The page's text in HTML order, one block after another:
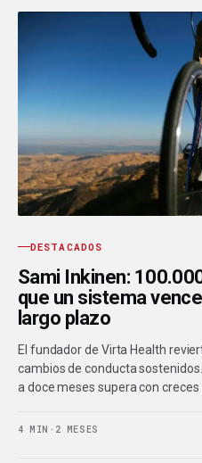
DESTACADOS
Sami Inkinen:
que un sistema
largo plazo
El fundador de Virta Health
cambios de conducta
a doce meses supera con creces
4 MIN · 2 MESES